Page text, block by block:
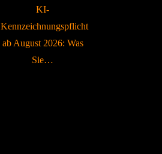
KI-
Kennzeichnungspflicht
ab August 2026: Was
Sie…